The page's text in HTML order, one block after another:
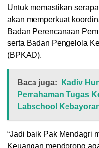
Untuk memastikan
akan memperkuat
Badan Perencanaan
serta Badan Pengelola
(BPKAD).
Baca juga:
Kadiv
Pemahaman Tugas
Labschool
“Jadi baik Pak Mendagri
Keuangan mendorong